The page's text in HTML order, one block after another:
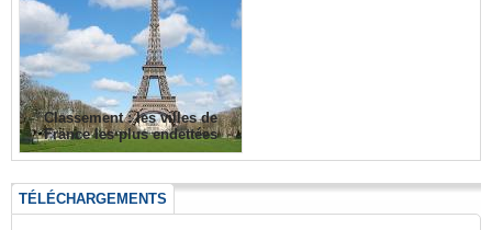
Classement : les villes de
France les plus endettées
TÉLÉCHARGEMENTS